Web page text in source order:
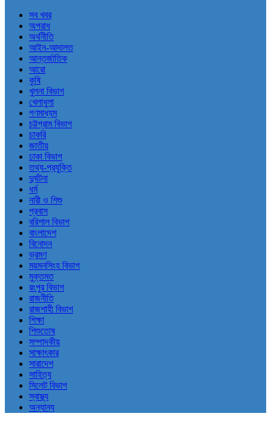
সব খবর
অপরাধ
অর্থনীতি
আইন-আদালত
আন্তর্জাতিক
আরো
কৃষি
খুলনা বিভাগ
খেলাধুলা
গণমাধ্যম
চট্টগ্রাম বিভাগ
চাকরি
জাতীয়
ঢাকা বিভাগ
তথ্য-প্রযুক্তি
দুর্ঘটনা
ধর্ম
নারী ও শিশু
প্রবাস
বরিশাল বিভাগ
বাংলাদেশ
বিনোদন
ভ্রমণ
ময়মনসিংহ বিভাগ
মুক্তমত
রংপুর বিভাগ
রাজনীতি
রাজশাহী বিভাগ
শিক্ষা
শিশুতোষ
সম্পাদকীয়
সাক্ষাৎকার
সারাদেশ
সাহিত্য
সিলেট বিভাগ
স্বাস্থ্য
অন্যান্য